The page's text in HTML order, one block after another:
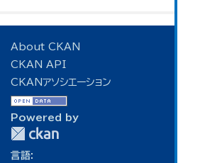
About CKAN
CKAN API
CKANアソシエーション
Powered by
言語